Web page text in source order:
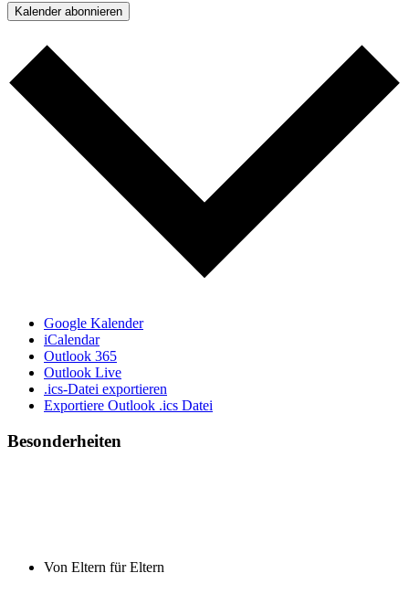
Kalender abonnieren
Google Kalender
iCalendar
Outlook 365
Outlook Live
.ics-Datei exportieren
Exportiere Outlook .ics Datei
Besonderheiten
Von Eltern für Eltern